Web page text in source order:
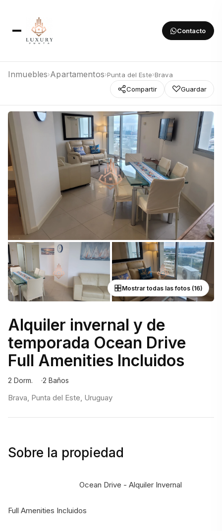
Contacto
Inmuebles›Apartamentos›Punta del Este›Brava
Compartir
Guardar
Mostrar todas las fotos (16)
Alquiler invernal y de
temporada Ocean Drive
Full Amenities Incluidos
2 Dorm. 2 Baños
Brava, Punta del Este, Uruguay
Sobre la propiedad
                                    Ocean Drive - Alquiler Invernal
Full Amenities Incluidos